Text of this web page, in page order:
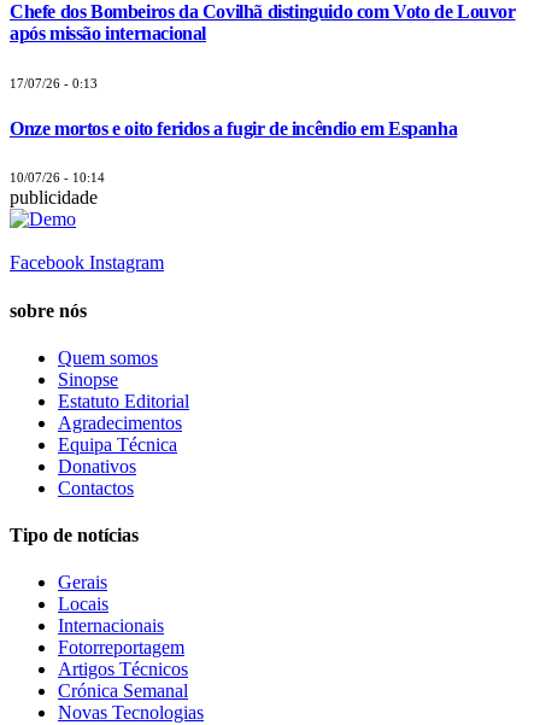
Chefe dos Bombeiros da Covilhã distinguido com Voto de Louvor
após missão internacional
17/07/26 - 0:13
Onze mortos e oito feridos a fugir de incêndio em Espanha
10/07/26 - 10:14
publicidade
Facebook Instagram
sobre nós
Quem somos
Sinopse
Estatuto Editorial
Agradecimentos
Equipa Técnica
Donativos
Contactos
Tipo de notícias
Gerais
Locais
Internacionais
Fotorreportagem
Artigos Técnicos
Crónica Semanal
Novas Tecnologias